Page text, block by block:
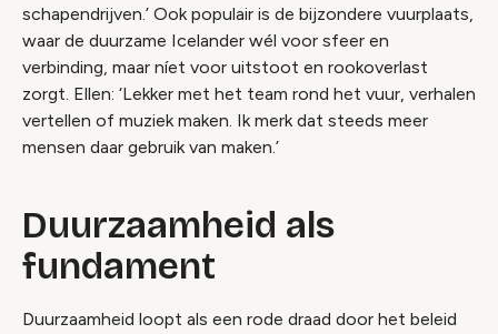
schapendrijven.’ Ook populair is de bijzondere vuurplaats,
waar de duurzame Icelander wél voor sfeer en
verbinding, maar níet voor uitstoot en rookoverlast
zorgt. Ellen: ‘Lekker met het team rond het vuur, verhalen
vertellen of muziek maken. Ik merk dat steeds meer
mensen daar gebruik van maken.’
Duurzaamheid als
fundament
Duurzaamheid loopt als een rode draad door het beleid